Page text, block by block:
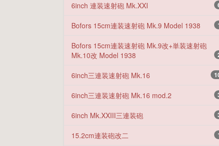
6inch 連装速射砲 Mk.XXI
Bofors 15cm連装速射砲 Mk.9 Model 1938
Bofors 15cm連装速射砲 Mk.9改+単装速射砲
Mk.10改 Model 1938
6inch三連装速射砲 Mk.16
6inch三連装速射砲 Mk.16 mod.2
6inch Mk.XXIII三連装砲
15.2cm連装砲改二